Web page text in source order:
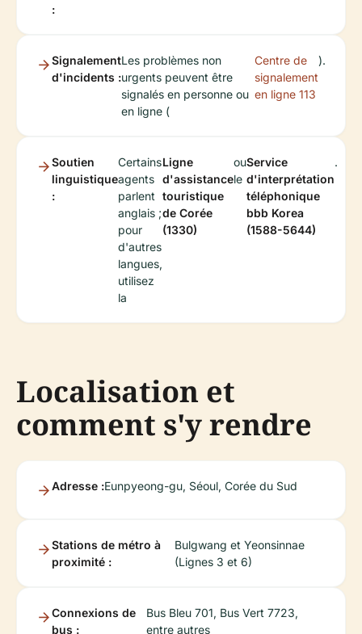
:
Signalement
d'incidents :
Les problèmes non
urgents peuvent être
signalés en personne ou
en ligne (
Centre de
signalement
en ligne 113
).
Soutien
linguistique
:
Certains
agents
parlent
anglais ;
pour
d'autres
langues,
utilisez
la
Ligne
d'assistance
touristique
de Corée
(1330)
ou
le
Service
d'interprétation
téléphonique
bbb Korea
(1588-5644)
.
Localisation et
comment s'y rendre
Adresse :Eunpyeong-gu, Séoul, Corée du Sud
Stations de métro à
proximité :
Bulgwang et Yeonsinnae
(Lignes 3 et 6)
Connexions de
bus :
Bus Bleu 701, Bus Vert 7723,
entre autres